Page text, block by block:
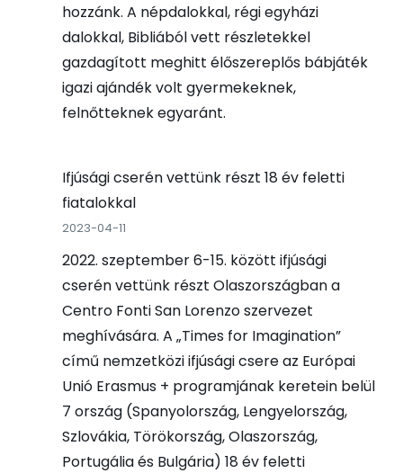
hozzánk. A népdalokkal, régi egyházi
dalokkal, Bibliából vett részletekkel
gazdagított meghitt élőszereplős bábjáték
igazi ajándék volt gyermekeknek,
felnőtteknek egyaránt.
Ifjúsági cserén vettünk részt 18 év feletti
fiatalokkal
2023-04-11
2022. szeptember 6-15. között ifjúsági
cserén vettünk részt Olaszországban a
Centro Fonti San Lorenzo szervezet
meghívására. A „Times for Imagination”
című nemzetközi ifjúsági csere az Európai
Unió Erasmus + programjának keretein belül
7 ország (Spanyolország, Lengyelország,
Szlovákia, Törökország, Olaszország,
Portugália és Bulgária) 18 év feletti